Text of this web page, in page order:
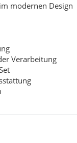
modernen Design
Verarbeitung
WallArt 3D-